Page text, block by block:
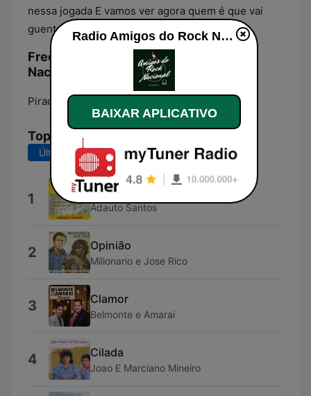
nessa jogada E vamos ver agora quem é que vai
guentar
Frequências Radio Amigos do Rock
Nacional:
Piracicaba:
Top Músicas
Últimos 7 dias Últimos 30 dias
1 Chitaozinho e Xororo
Adauto Santos
2 Opinião
Milionario e Jose Rico
3 Clamor
Belmonte e Amarai
4 Cilada
Joao E Marciano Mineiro
Radio Amigos do Rock Nacional ao vivo
BAIXAR APLICATIVO